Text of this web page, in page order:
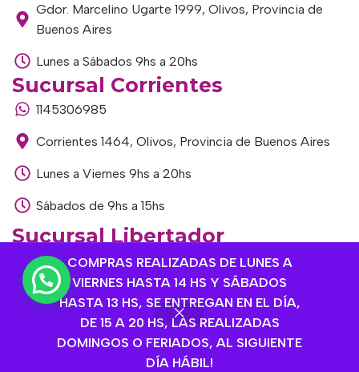
COMPRAS REALIZADAS DE LUNES A
VIERNES HASTA 14 HS Y SÁBADOS
HASTA 13 HS, SE ENTREGAN EN EL DÍA,
DE 15 A 20 HS, LAS REALIZADAS
DOMINGOS O FERIADOS, AL SIGUIENTE
DÍA HÁBIL!
Gdor. Marcelino Ugarte 1999, Olivos, Provincia de
Buenos Aires
Lunes a Sábados 9hs a 20hs
Sucursal Corrientes
1145306985
Corrientes 1464, Olivos, Provincia de Buenos Aires
Lunes a Viernes 9hs a 20hs
Sábados de 9hs a 15hs
Sucursal Libertador
1168893524
Av. del Libertador 1915, Vte. López, Provincia de
Buenos Aires
Lunes a Viernes de 9hs a 13hs / 16hs a 20hs